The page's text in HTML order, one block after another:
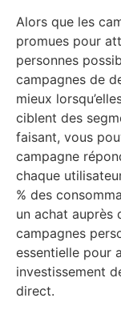
Alors que les
promues pour
personnes
campagnes de
mieux
ciblent des
faisant, vous
campagne
chaque
% des
un achat auprès
campagnes
essentielle pour
investissement
direct.